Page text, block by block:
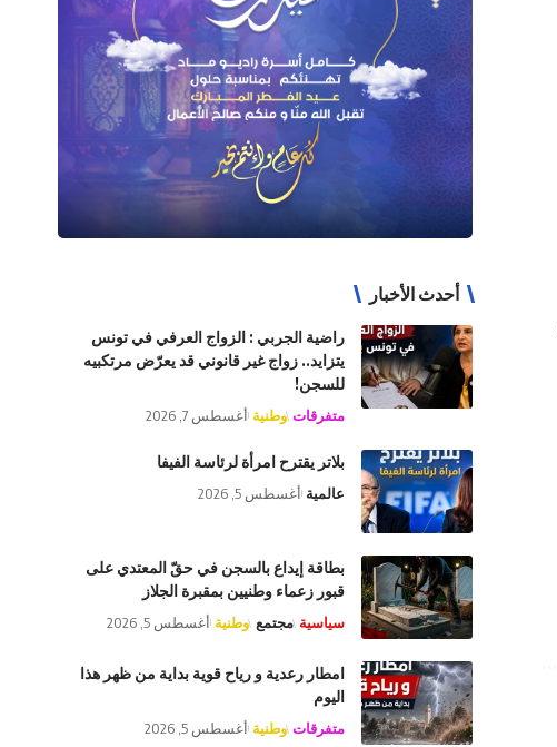
أحدث الأخبار
راضية الجربي : الزواج العرفي في تونس
يتزايد.. زواج غير قانوني قد يعرّض مرتكبيه
للسجن!
متفرقات وطنية أغسطس 7, 2026
بلاتر يقترح امرأة لرئاسة الفيفا
عالمية أغسطس 5, 2026
بطاقة إيداع بالسجن في حقّ المعتدي على
قبور زعماء وطنيين بمقبرة الجلاز
سياسية مجتمع وطنية أغسطس 5, 2026
امطار رعدية و رياح قوية بداية من ظهر هذا
اليوم
متفرقات وطنية أغسطس 5, 2026